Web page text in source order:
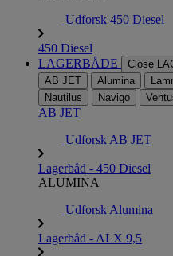
Udforsk 450 Diesel
450 Diesel
LAGERBÅDE
Close
AB JET
Alumina
Nautilus
Navigo
AB JET
Udforsk AB JET
Lagerbåd - 450 Diesel
ALUMINA
Udforsk Alumina
Lagerbåd - ALX 9,5